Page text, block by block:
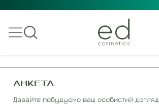
АНКЕТА
Давайте побудуємо ваш особистий догляд